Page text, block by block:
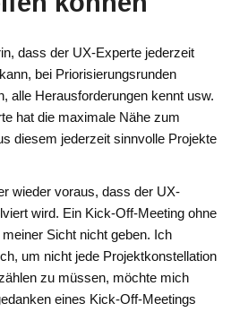
dass der UX-Experte jederzeit
bei Priorisierungsrunden
alle Herausforderungen kennt usw.
hat die maximale Nähe zum
diesem jederzeit sinnvolle Projekte
wieder voraus, dass der UX-
wird. Ein Kick-Off-Meeting ohne
Sicht nicht geben. Ich
um nicht jede Projektkonstellation
zu müssen, möchte mich
eines Kick-Off-Meetings